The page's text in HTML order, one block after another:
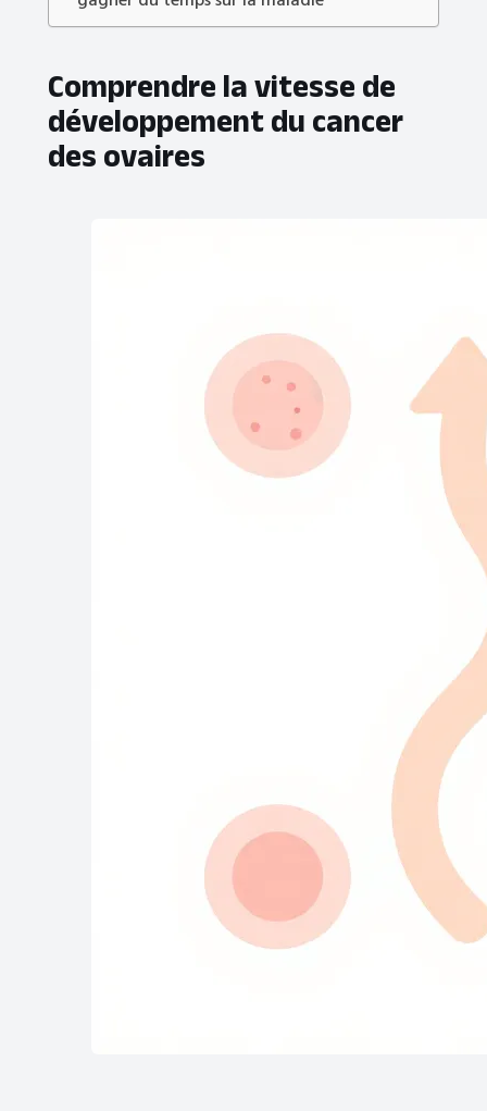
Comprendre la vitesse de
développement du cancer
des ovaires